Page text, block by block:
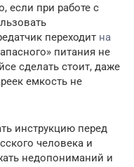
если при работе с
переходит на
питания не
сделать стоит, даже
емкость не
инструкцию перед
человека и
недопониманий и